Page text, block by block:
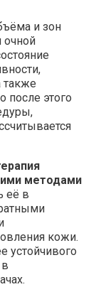
и зон
очной
также
после этого
методами
её в
кожи.
устойчивого